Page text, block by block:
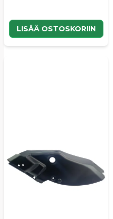
LISÄÄ OSTOSKORIIN